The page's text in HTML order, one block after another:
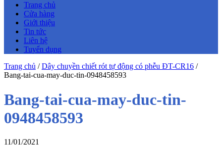
Trang chủ
Cửa hàng
Giới thiệu
Tin tức
Liên hệ
Tuyển dụng
Trang chủ /Dây chuyền chiết rót tự động có phễu ĐT-CR16 /
Bang-tai-cua-may-duc-tin-0948458593
Bang-tai-cua-may-duc-tin-
0948458593
11/01/2021